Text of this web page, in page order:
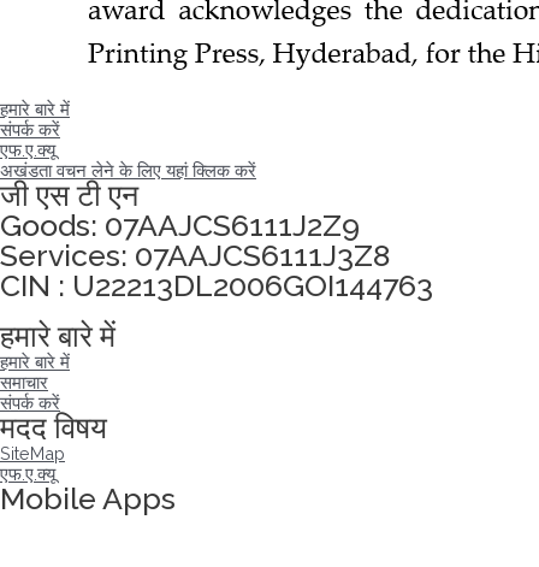
हमारे बारे में
संपर्क करें
एफ.ए.क्यू
अखंडता वचन लेने के लिए यहां क्लिक करें
जी एस टी एन
Goods: 07AAJCS6111J2Z9
Services: 07AAJCS6111J3Z8
CIN : U22213DL2006GOI144763
हमारे बारे में
हमारे बारे में
समाचार
संपर्क करें
मदद विषय
SiteMap
एफ.ए.क्यू
Mobile Apps